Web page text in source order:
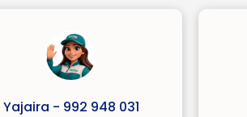
Yajaira - 992 948 031